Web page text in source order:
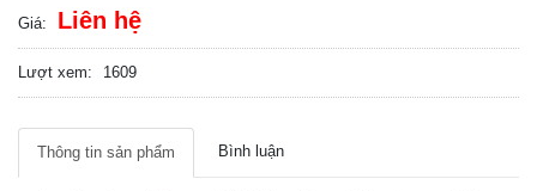
Giá: Liên hệ
Lượt xem: 1609
Thông tin sản phẩm Bình luận